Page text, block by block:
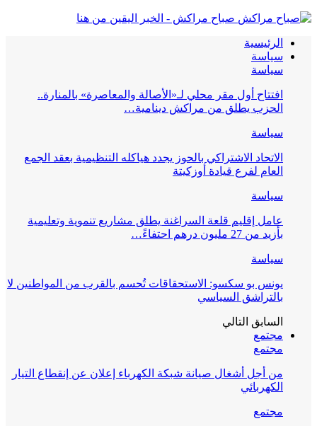
صباح مراكش - الخبر اليقين من هنا
الرئيسية
سياسة
سياسة
افتتاح أول مقر محلي لـ«الأصالة والمعاصرة» بالمنارة..
الحزب يطلق من مراكش دينامية…
سياسة
الاتحاد الاشتراكي بالحوز يجدد هياكله التنظيمية بعقد الجمع
العام لفرع قيادة أوزكيتة
سياسة
عامل إقليم قلعة السراغنة يطلق مشاريع تنموية وتعليمية
بأزيد من 27 مليون درهم احتفاءً…
سياسة
يونس بو سكسو: الاستحقاقات تُحسم بالقرب من المواطنين لا
بالتراشق السياسي
السابق التالي
مجتمع
مجتمع
من أجل أشغال صيانة شبكة الكهرباء إعلان عن إنقطاع التيار
الكهربائي
مجتمع